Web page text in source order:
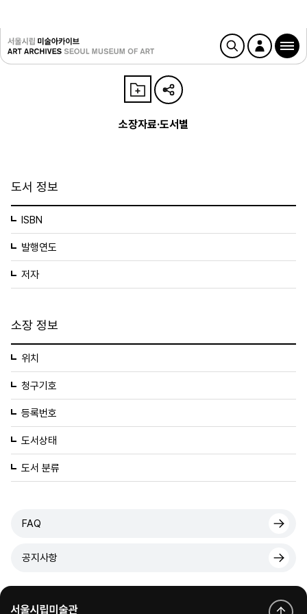
소장자료·도서별
도서 정보
ISBN
발행연도
저자
소장 정보
위치
청구기호
등록번호
도서상태
도서 분류
FAQ
공지사항